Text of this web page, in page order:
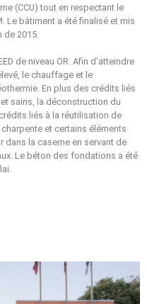
(CCU) tout en respectant le
Le bâtiment a été finalisé et mis
2015.
de niveau OR. Afin d’atteindre
le chauffage et le
En plus des crédits liés
sains, la déconstruction du
liés à la réutilisation de
et certains éléments
dans la caserne en servant de
Le béton des fondations a été